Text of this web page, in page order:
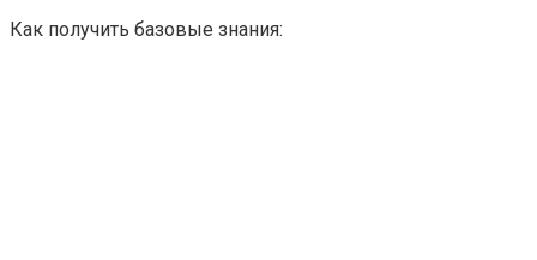
Как получить базовые знания: